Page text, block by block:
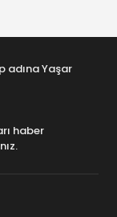
adına Yaşar
haber